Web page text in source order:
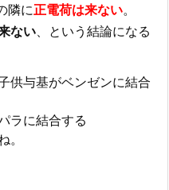
隣に正電荷は来ない。
ない 、という結論になる
供与基がベンゼンに結合
ラに結合する
。